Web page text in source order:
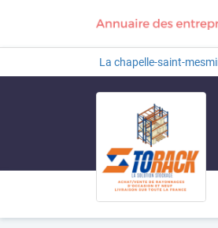
La chapelle-saint-